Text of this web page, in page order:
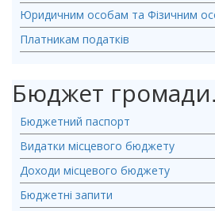
Юридичним особам та Фізичним
Платникам податків
Бюджет громади
Бюджетний паспорт
Видатки місцевого бюджету
Доходи місцевого бюджету
Бюджетні запити